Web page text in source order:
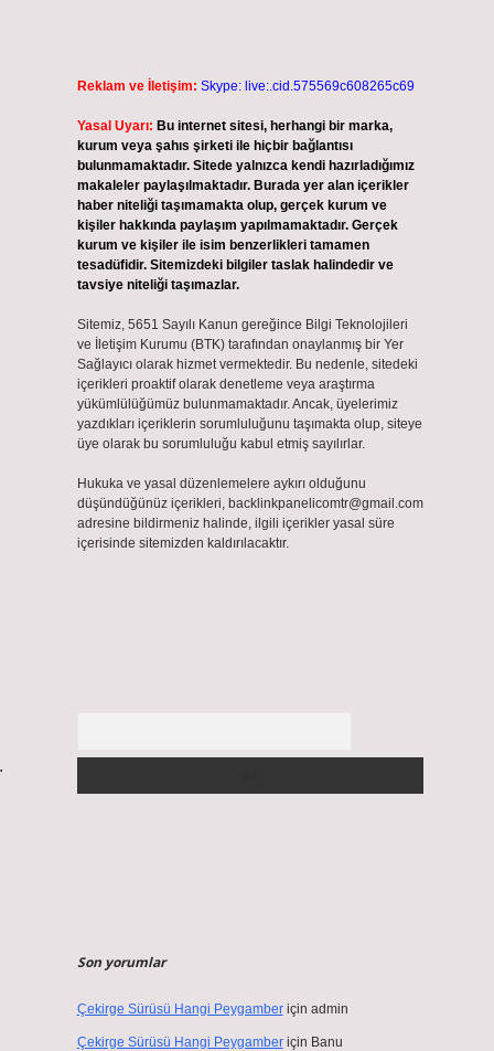
Reklam ve İletişim: Skype: live:.cid.575569c608265c69
Yasal Uyarı: Bu internet sitesi, herhangi bir marka,
kurum veya şahıs şirketi ile hiçbir bağlantısı
bulunmamaktadır. Sitede yalnızca kendi hazırladığımız
makaleler paylaşılmaktadır. Burada yer alan içerikler
haber niteliği taşımamakta olup, gerçek kurum ve
kişiler hakkında paylaşım yapılmamaktadır. Gerçek
kurum ve kişiler ile isim benzerlikleri tamamen
tesadüfidir. Sitemizdeki bilgiler taslak halindedir ve
tavsiye niteliği taşımazlar.
Sitemiz, 5651 Sayılı Kanun gereğince Bilgi Teknolojileri
ve İletişim Kurumu (BTK) tarafından onaylanmış bir Yer
Sağlayıcı olarak hizmet vermektedir. Bu nedenle, sitedeki
içerikleri proaktif olarak denetleme veya araştırma
yükümlülüğümüz bulunmamaktadır. Ancak, üyelerimiz
yazdıkları içeriklerin sorumluluğunu taşımakta olup, siteye
üye olarak bu sorumluluğu kabul etmiş sayılırlar.
Hukuka ve yasal düzenlemelere aykırı olduğunu
düşündüğünüz içerikleri, backlinkpanelicomtr@gmail.com
adresine bildirmeniz halinde, ilgili içerikler yasal süre
içerisinde sitemizden kaldırılacaktır.
Son yorumlar
Çekirge Sürüsü Hangi Peygamberiçin admin
Çekirge Sürüsü Hangi Peygamberiçin Banu